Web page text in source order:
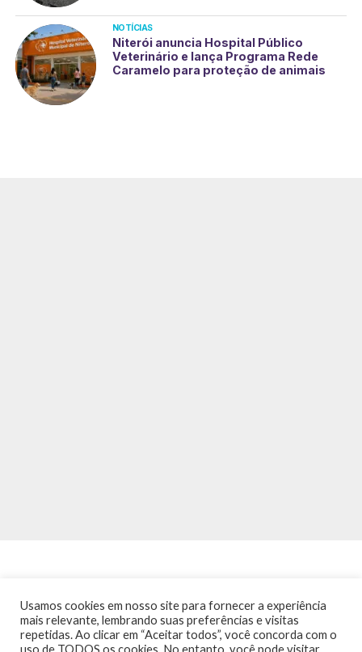
NOTÍCIAS
Niterói anuncia Hospital Público
Veterinário e lança Programa Rede
Caramelo para proteção de animais
INÍCIO NOTÍCIAS AGENDA CONTATO TRÂNSITO NA PONTE
Usamos cookies em nosso site para fornecer a experiência
mais relevante, lembrando suas preferências e visitas
repetidas. Ao clicar em “Aceitar todos”, você concorda com o
uso de TODOS os cookies. No entanto, você pode visitar